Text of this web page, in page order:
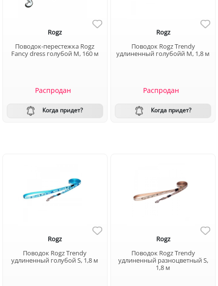
Rogz
Поводок-перестежка Rogz
Fancy dress голубой M, 160 м
Распродан
Когда придет?
Rogz
Поводок Rogz Trendy
удлиненный голубойй М, 1,8 м
Распродан
Когда придет?
Rogz
Поводок Rogz Trendy
удлиненный голубой S, 1,8 м
Rogz
Поводок Rogz Trendy
удлиненный разноцветный S,
1,8 м